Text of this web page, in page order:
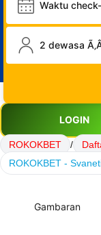
Waktu
2 dewasa
LOGIN
ROKOKBET /
ROKOKBET -
Gambaran